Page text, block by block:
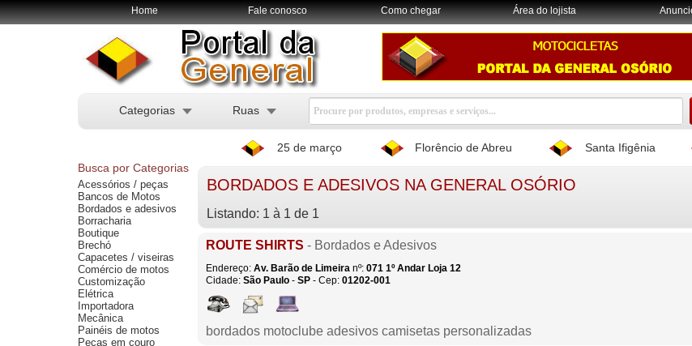
Home Fale conosco Como chegar Área do lojista
Categorias Ruas
25 de março Florêncio de Abreu Santa Ifigênia
Busca por Categorias
Acessórios / peças
Bancos de Motos
Bordados e adesivos
Borracharia
Boutique
Brechó
Capacetes / viseiras
Comércio de motos
Customização
Elétrica
Importadora
Mecânica
Painéis de motos
Peças em couro
BORDADOS E ADESIVOS NA GENERAL OSÓRIO
Listando: 1 à 1 de 1
ROUTE SHIRTS - Bordados e Adesivos
Endereço: Av. Barão de Limeira nº: 071 1º Andar Loja 12
Cidade: São Paulo - SP - Cep: 01202-001
bordados motoclube adesivos camisetas personalizadas